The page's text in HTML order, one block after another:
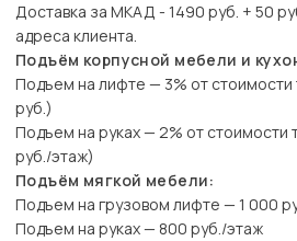
Доставка за МКАД - 1490 руб. + 50
адреса клиента.
Подъём корпусной мебели и
Подъем на лифте — 3% от
руб.)
Подъем на руках — 2% от стоимости
руб./этаж)
Подъём мягкой мебели:
Подъем на грузовом лифте — 1 000
Подъем на руках — 800 руб./этаж